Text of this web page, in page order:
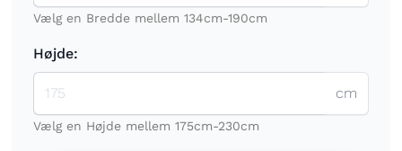
Vælg en Bredde mellem 134cm-190cm
Højde:
cm
Vælg en Højde mellem 175cm-230cm